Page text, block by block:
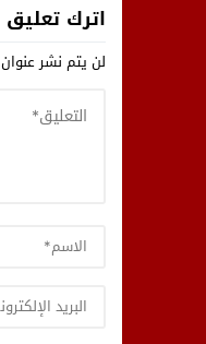
اترك تعليق
لن يتم نشر